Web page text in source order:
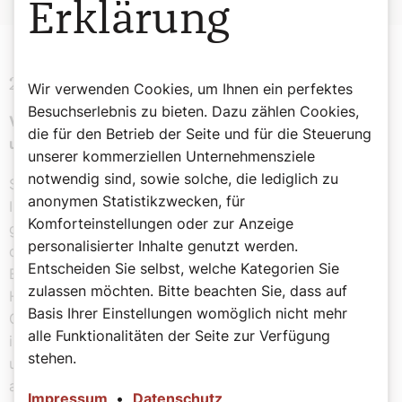
2. Lesung 1 Thessalónicher 1,5C–10
Vertrauen wir dem lebendigen Gott oder liefern wir
uns den Götzen aus?
Schwestern und Brüder!
Ihr wisst, wie wir bei euch aufgetreten sind, um euch zu
gewinnen. Und ihr seid unserem Beispiel gefolgt und
dem des Herrn; ihr habt das Wort trotz großer
Bedrängnis mit der Freude aufgenommen, die der
Heilige Geist gibt. So wurdet ihr ein Vorbild für alle
Glaubenden in Mazedónien und in Acháia. Von euch aus
ist das Wort des Herrn aber nicht nur nach Mazedónien
und Acháia gedrungen, sondern überall ist euer Glaube
an Gott bekannt geworden, sodass wir darüber nichts
Erklärung
Wir verwenden Cookies, um Ihnen ein perfektes
Besuchserlebnis zu bieten. Dazu zählen Cookies,
die für den Betrieb der Seite und für die Steuerung
unserer kommerziellen Unternehmensziele
notwendig sind, sowie solche, die lediglich zu
anonymen Statistikzwecken, für
Komforteinstellungen oder zur Anzeige
personalisierter Inhalte genutzt werden.
Entscheiden Sie selbst, welche Kategorien Sie
zulassen möchten. Bitte beachten Sie, dass auf
Basis Ihrer Einstellungen womöglich nicht mehr
alle Funktionalitäten der Seite zur Verfügung
stehen.
Impressum • Datenschutz